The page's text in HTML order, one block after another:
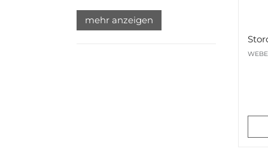
mehr anzeigen